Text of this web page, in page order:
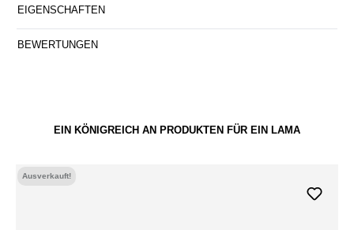
EIGENSCHAFTEN
BEWERTUNGEN
EIN KÖNIGREICH AN PRODUKTEN FÜR EIN LAMA
Ausverkauft!